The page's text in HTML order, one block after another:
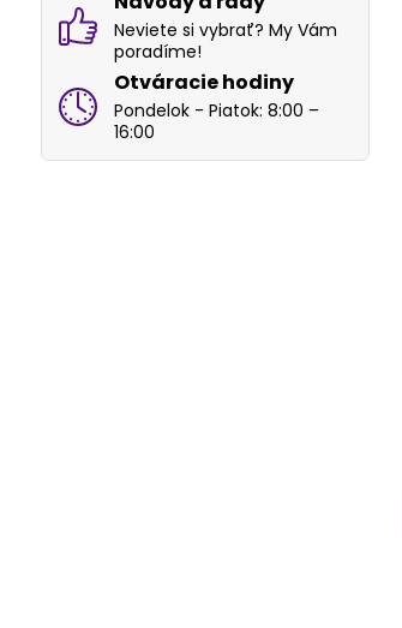
Neviete si vybrať? My Vám
poradíme!
Otváracie hodiny
Pondelok - Piatok: 8:00 –
16:00